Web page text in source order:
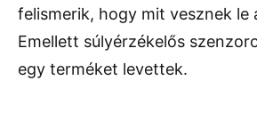
felismerik, hogy mit vesznek le
Emellett súlyérzékelős
egy terméket levettek.